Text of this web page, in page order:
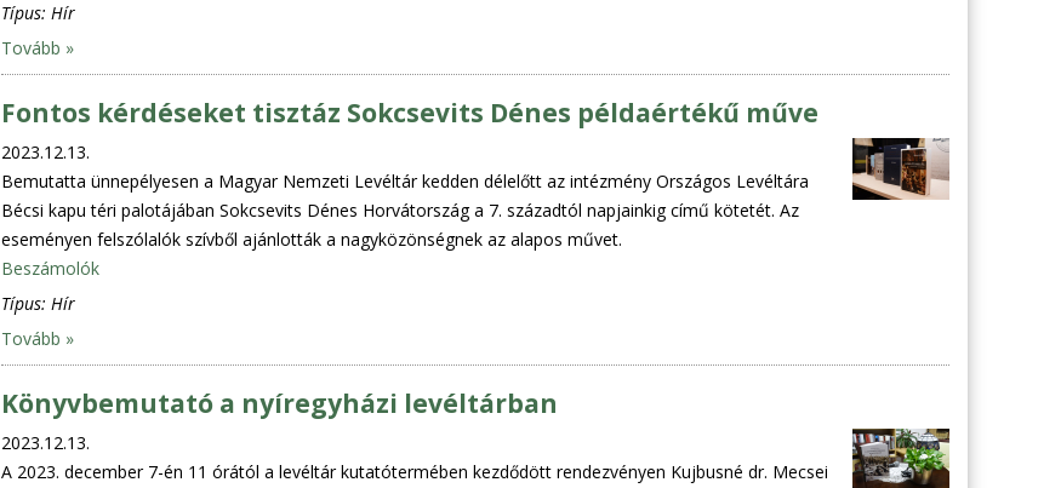
Típus: Hír
Tovább »
Fontos kérdéseket tisztáz Sokcsevits Dénes példaértékű műve
2023.12.13.
Bemutatta ünnepélyesen a Magyar Nemzeti Levéltár kedden délelőtt az intézmény Országos Levéltára
Bécsi kapu téri palotájában Sokcsevits Dénes Horvátország a 7. századtól napjainkig című kötetét. Az
eseményen felszólalók szívből ajánlották a nagyközönségnek az alapos művet.
Beszámolók
Típus: Hír
Tovább »
Könyvbemutató a nyíregyházi levéltárban
2023.12.13.
A 2023. december 7-én 11 órától a levéltár kutatótermében kezdődött rendezvényen Kujbusné dr. Mecsei